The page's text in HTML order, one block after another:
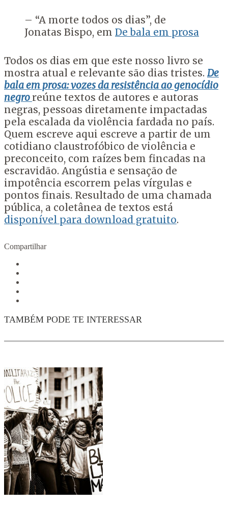
– “A morte todos os dias”, de
Jonatas Bispo, em De bala em prosa
Todos os dias em que este nosso livro se
mostra atual e relevante são dias tristes. De
bala em prosa: vozes da resistência ao genocídio
negro reúne textos de autores e autoras
negras, pessoas diretamente impactadas
pela escalada da violência fardada no país.
Quem escreve aqui escreve a partir de um
cotidiano claustrofóbico de violência e
preconceito, com raízes bem fincadas na
escravidão. Angústia e sensação de
impotência escorrem pelas vírgulas e
pontos finais. Resultado de uma chamada
pública, a coletânea de textos está
disponível para download gratuito.
Compartilhar
TAMBÉM PODE TE INTERESSAR